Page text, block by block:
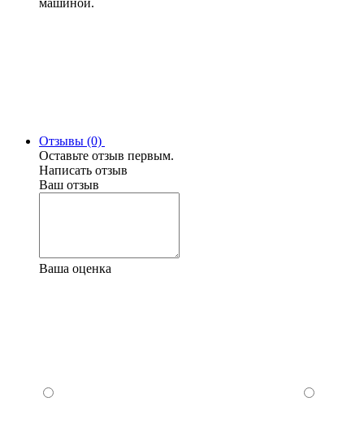
Отзывы (0)
Оставьте отзыв первым.
Написать отзыв
Ваш отзыв
Ваша оценка